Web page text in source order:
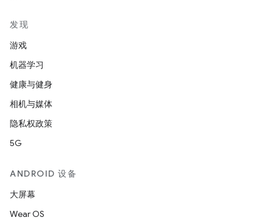
发现
游戏
机器学习
健康与健身
相机与媒体
隐私权政策
5G
ANDROID 设备
大屏幕
Wear OS